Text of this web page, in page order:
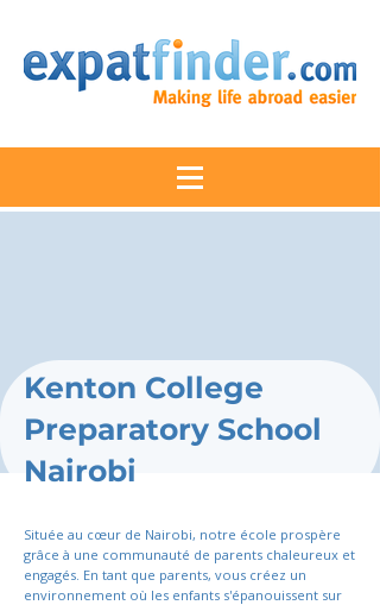
Kenton College
Preparatory School
Nairobi
Située au cœur de Nairobi, notre école prospère
grâce à une communauté de parents chaleureux et
engagés. En tant que parents, vous créez un
environnement où les enfants s'épanouissent sur